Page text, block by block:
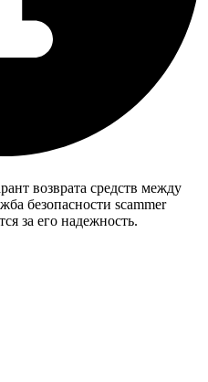
возврата средств между
безопасности scammer
за его надежность.